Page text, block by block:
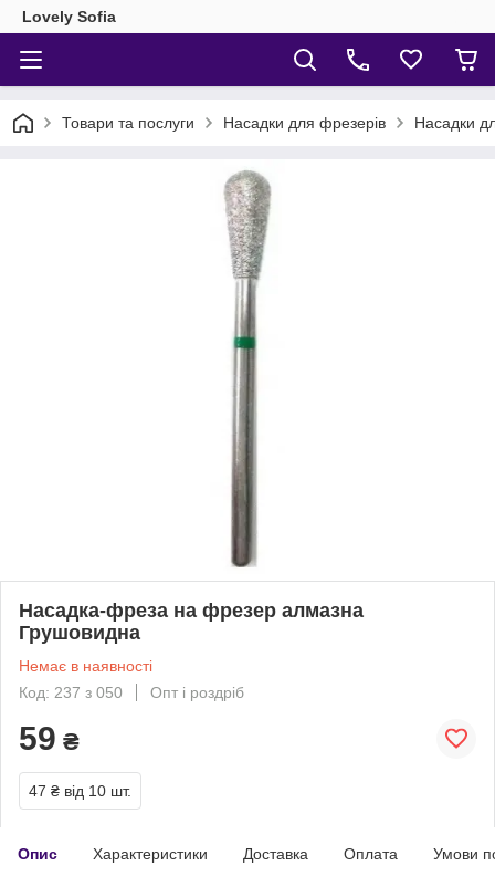
Lovely Sofia
Товари та послуги Насадки для фрезерів Насадки
Насадка-фреза на фрезер алмазна
Грушовидна
Немає в наявності
Код: 237 з 050
Опт і роздріб
59 ₴
47 ₴ від 10 шт.
Опис Характеристики Доставка Оплата Умови